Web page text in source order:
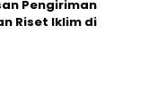
Pengiriman
Riset Iklim di